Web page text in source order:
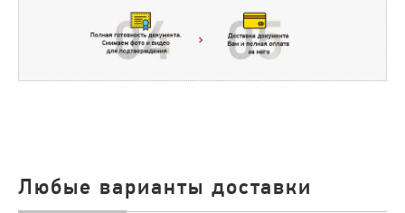
Любые варианты доставки